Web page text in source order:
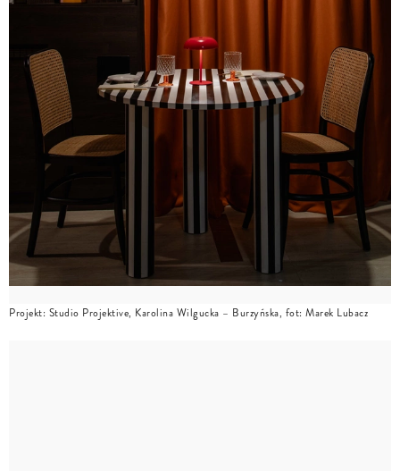
Projekt: Studio Projektive, Karolina Wilgucka – Burzyńska, fot: Marek Lubacz